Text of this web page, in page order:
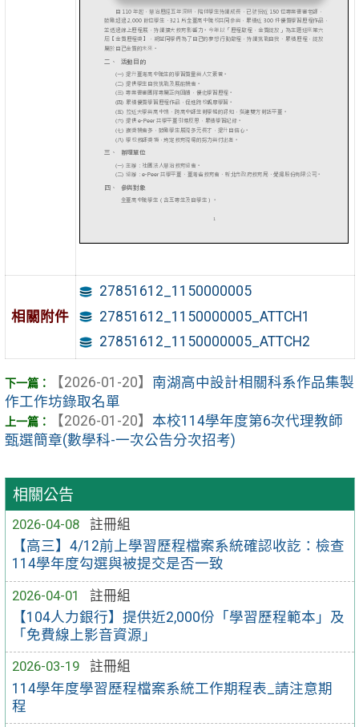
相關公告
2026-04-08
註冊組
【高三】4/12前上學習歷程檔案系統確認收訖：檢查
114學年度勾選與被提交是否一致
2026-04-01
註冊組
【104人力銀行】提供近2,000份「學習歷程範本」及
「免費線上影音資源」
2026-03-19
註冊組
114學年度學習歷程檔案系統工作期程表_請注意期
程
相關附件
27851612_1150000005
27851612_1150000005_ATTCH1
27851612_1150000005_ATTCH2
【2026-01-20】 南湖高中設計相關科系作品集製
作工作坊錄取名單
【2026-01-20】 本校114學年度第6次代理教師
甄選簡章(數學科-一次公告分次招考)